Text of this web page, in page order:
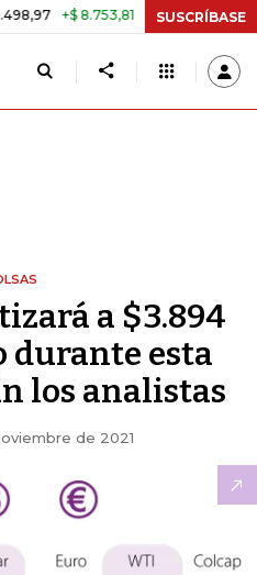
+$ 8.753,81 +2,19% TASA DE
SUSCRÍBASE
a $3.894
durante esta
los analistas
de 2021